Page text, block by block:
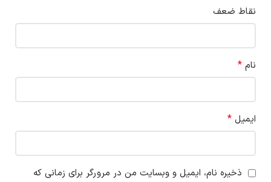
نقاط ضعف
نام *
ایمیل *
ذخیره نام، ایمیل و وبسایت من در مرورگر برای زمانی که